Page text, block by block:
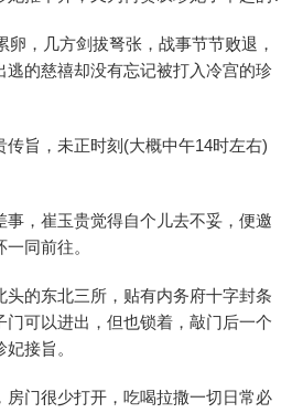
卵，几方剑拔弩张，战事节节败退，
逃的慈禧却没有忘记被打入冷宫的珍
旨，未正时刻(大概中午14时左右)
，崔玉贵觉得自个儿去不妥，便邀
同前往。
的东北三所，贴有内务府十字封条
门可以进出，但也锁着，敲门后一个
接旨。
房门很少打开，吃喝拉撒一切日常必